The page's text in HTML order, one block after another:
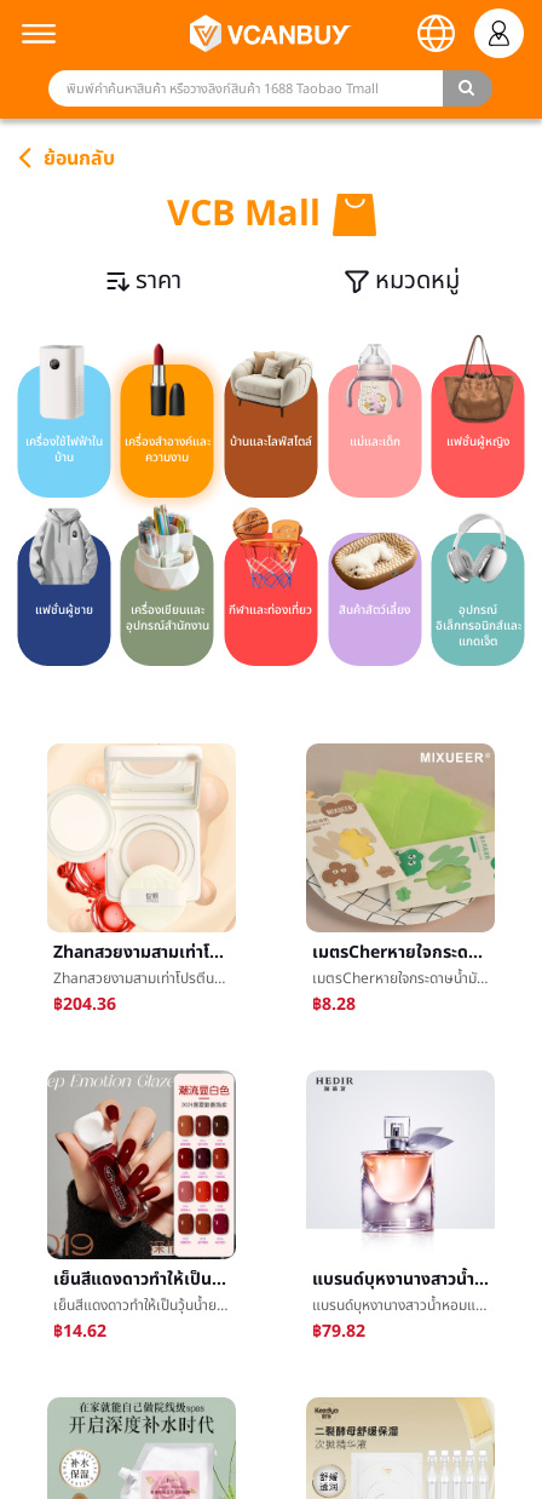
ย้อนกลับ
VCB Mall
ราคา หมวดหมู่
เครื่องใช้ไฟฟ้าใน
บ้าน
เครื่องสำอางค์และ
ความงาม
บ้านและไลฟ์สไตล์ แม่และเด็ก แฟชั่นผู้หญิง
แฟชั่นผู้ชาย
เครื่องเขียนและ
อุปกรณ์สำนักงาน
กีฬาและท่องเที่ยว สินค้าสัตว์เลี้ยง
อุปกรณ์
อิเล็กทรอนิกส์และ
แกดเจ็ต
Zhanสวยงามสามเท่าโปรตีนการซ่อมแซมย่อยอาหารเบาะลมน้ำค้างแข็งรากฐานBBน้ำค้างแข็งชดช้อยให้ความชุ่มชื้นแก้ไขสีรู้สึกไวกล้ามเนื้อ
Zhanสวยงามสามเท่าโปรตีนการซ่อมแซมย่อยอาหารเบาะลมน้ำค้างแข็งรากฐานBBน้ำค้างแข็งชดช้อยให้ความชุ่มชื้นแก้ไขสีรู้สึกไวกล้ามเนื้อ
฿204.36
เมตรCherหายใจกระดาษน้ำมันบนใบหน้านางสาวการควบคุมน้ำมันสะอาดรวยหายใจพื้นผิวใบหน้าไปกระดาษน้ำมันถ่านหายใจน้ำมันพื้นผิวçº¸
เมตรCherหายใจกระดาษน้ำมันบนใบหน้านางสาวการควบคุมน้ำมันสะอาดรวยหายใจพื้นผิวใบหน้าไปกระดาษน้ำมันถ่านหายใจน้ำมันพื้นผิวçº¸
฿8.28
เย็นสีแดงดาวทำให้เป็นวุ้นน้ำยาทาเล็บสามารถเปลือกการอบแห้งหลีกเลี่ยงย่างทนฤดูร้อนMacaronสีแฟชั่นสุทธิสีแดงย่อหน้าเล็บ
เย็นสีแดงดาวทำให้เป็นวุ้นน้ำยาทาเล็บสามารถเปลือกการอบแห้งหลีกเลี่ยงย่างทนฤดูร้อนMacaronสีแฟชั่นสุทธิสีแดงย่อหน้าเล็บ
฿14.62
แบรนด์บุหงานางสาวน้ำหอมแสงธูปสเปรย์สูงพักธูปหญิงถ่ายภาพต่อเนื่องย่อหน้าชนกลุ่มน้อยขนาดเล็กน้ำหอมขายส่ง
แบรนด์บุหงานางสาวน้ำหอมแสงธูปสเปรย์สูงพักธูปหญิงถ่ายภาพต่อเนื่องย่อหน้าชนกลุ่มน้อยขนาดเล็กน้ำหอมขายส่ง
฿79.82